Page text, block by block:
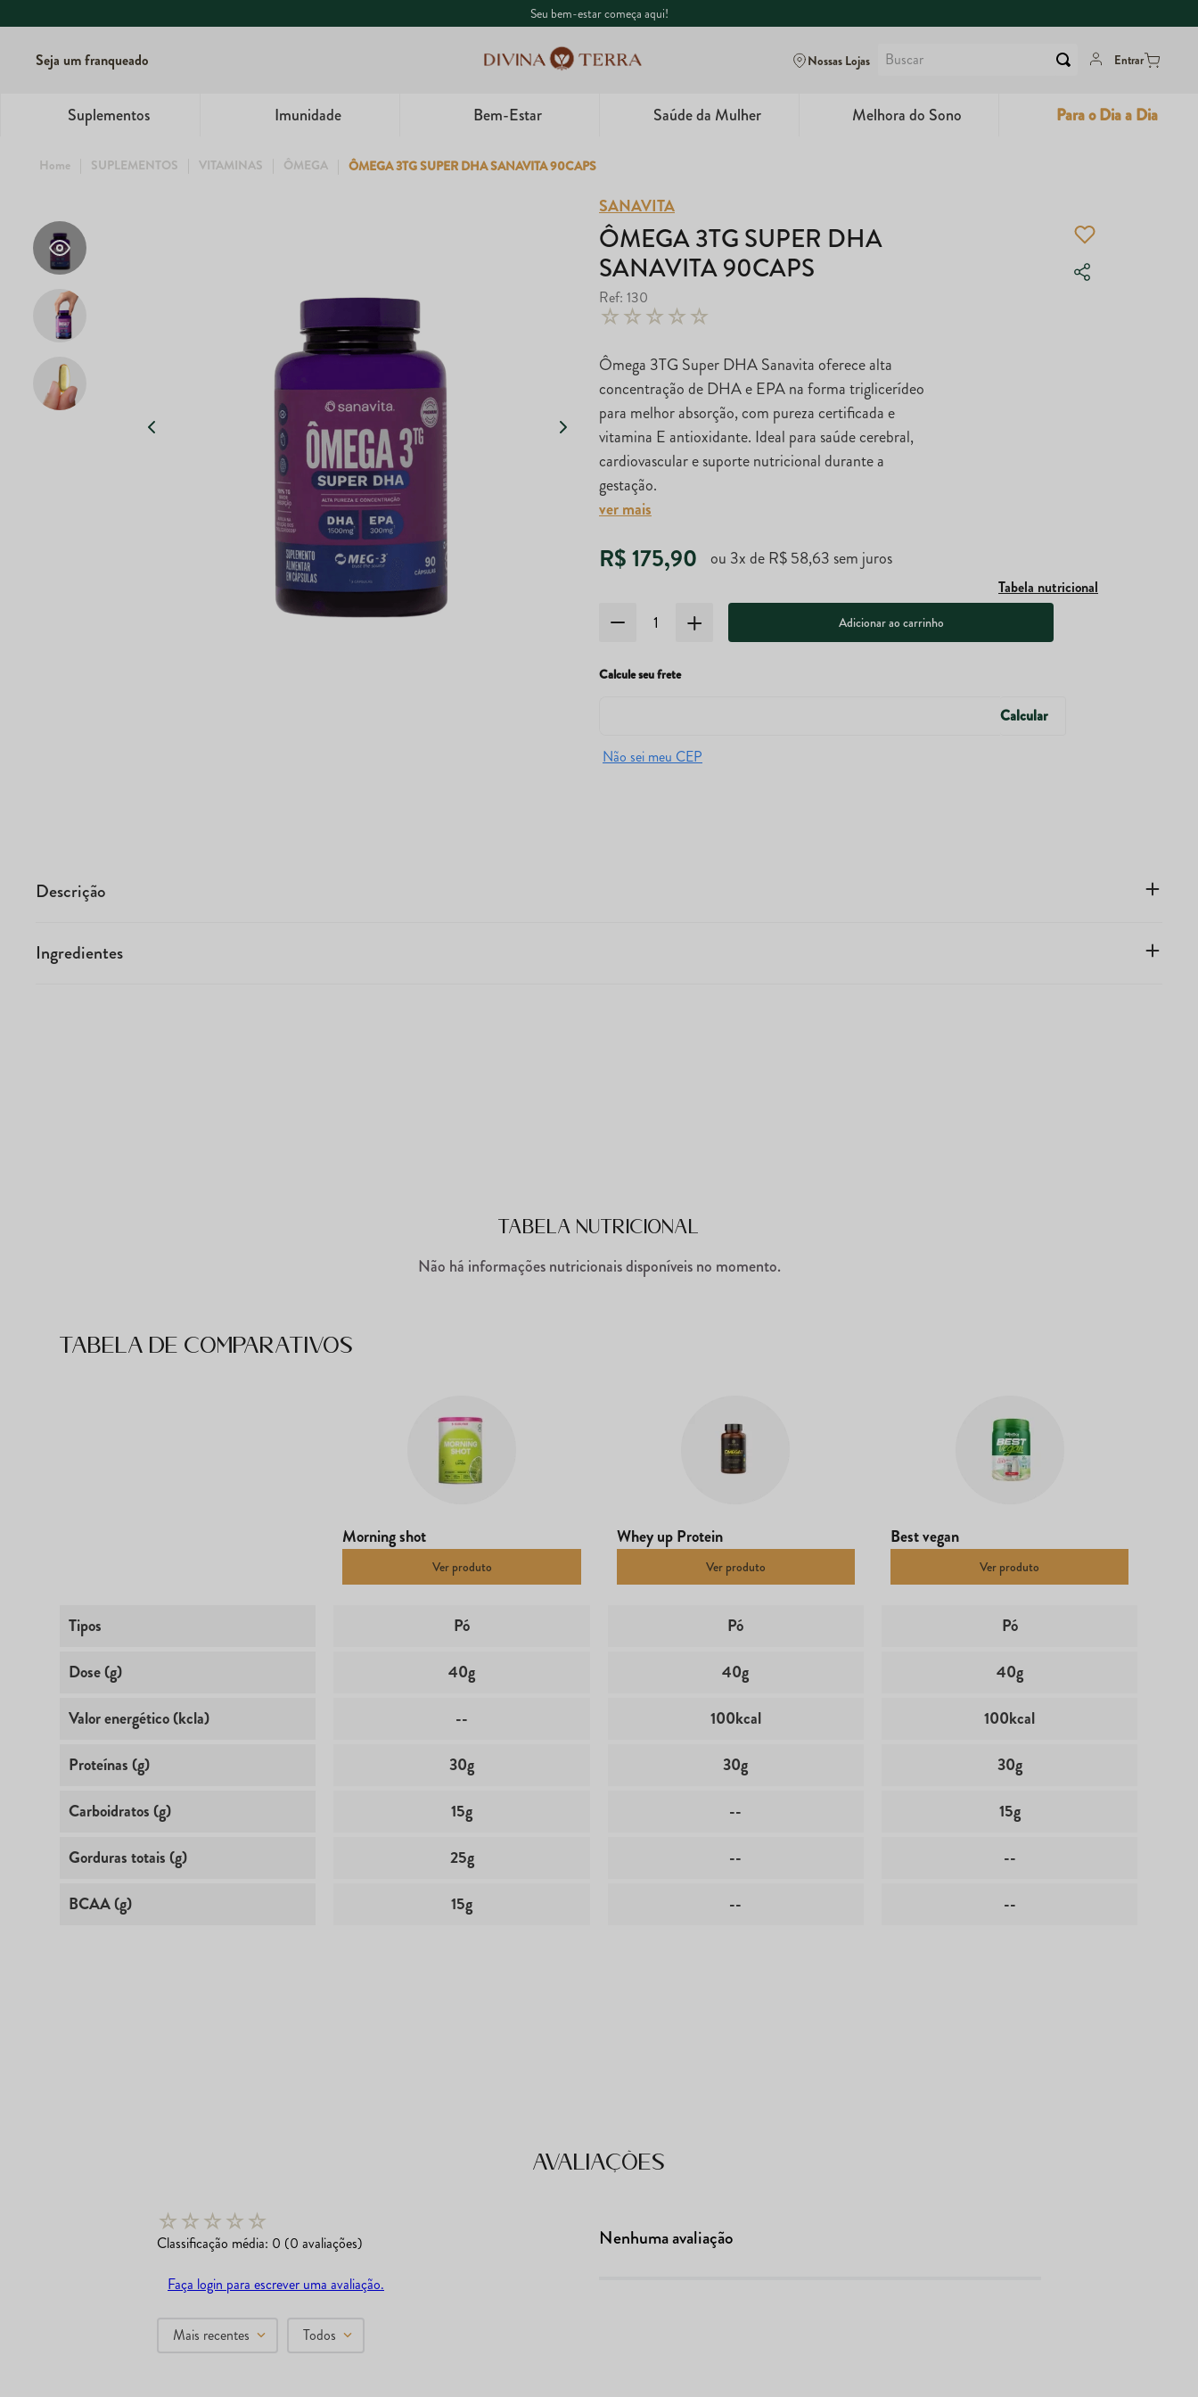
Seu bem-estar começa aqui!
Seja um franqueado Nossas Lojas
Buscar
Entrar
Suplementos Imunidade Bem-Estar Saúde da Mulher Melhora do Sono Para o Dia a Dia
SUPLEMENTOS VITAMINAS ÔMEGA ÔMEGA 3TG SUPER DHA SANAVITA 90CAPS
SANAVITA
ÔMEGA 3TG SUPER DHA
SANAVITA 90CAPS
Ref: 130
☆☆☆☆☆
Ômega 3TG Super DHA Sanavita oferece alta
concentração de DHA e EPA na forma triglicerídeo
para melhor absorção, com pureza certificada e
vitamina E antioxidante. Ideal para saúde cerebral,
cardiovascular e suporte nutricional durante a
gestação.
ver mais
R$175,90 ou 3x deR$58,63 sem juros
Tabela nutricional
Adicionar ao carrinho
Calcule seu frete
Descrição
Ingredientes
Tabela Nutricional
Não há informações nutricionais disponíveis no momento.
Tabela de comparativos
Morning shot
Ver produto
Whey up Protein
Ver produto
Best vegan
Ver produto
Tipos Pó Pó
Pó
Dose (g)
40g 40g
40g
Valor energético (kcla)
-- 100kcal
100kcal
Proteínas (g)
30g 30g
30g
Carboidratos (g)
15g --
15g
Gorduras totais (g)
25g --
--
BCAA (g)
15g -- --
Avaliações
☆☆☆☆☆
Classificação média: 0 (0 avaliações)
Faça login para escrever uma avaliação.
Mais recentes Todos
Nenhuma avaliação
2º Creatina
3 º Garrafa
4º Ômega
Magnésio